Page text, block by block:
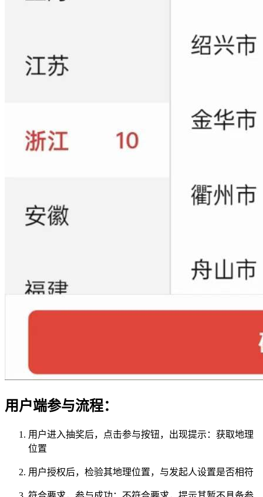
用户端参与流程：
用户进入抽奖后，点击参与按钮，出现提示：获取地理
位置
用户授权后，检验其地理位置，与发起人设置是否相符